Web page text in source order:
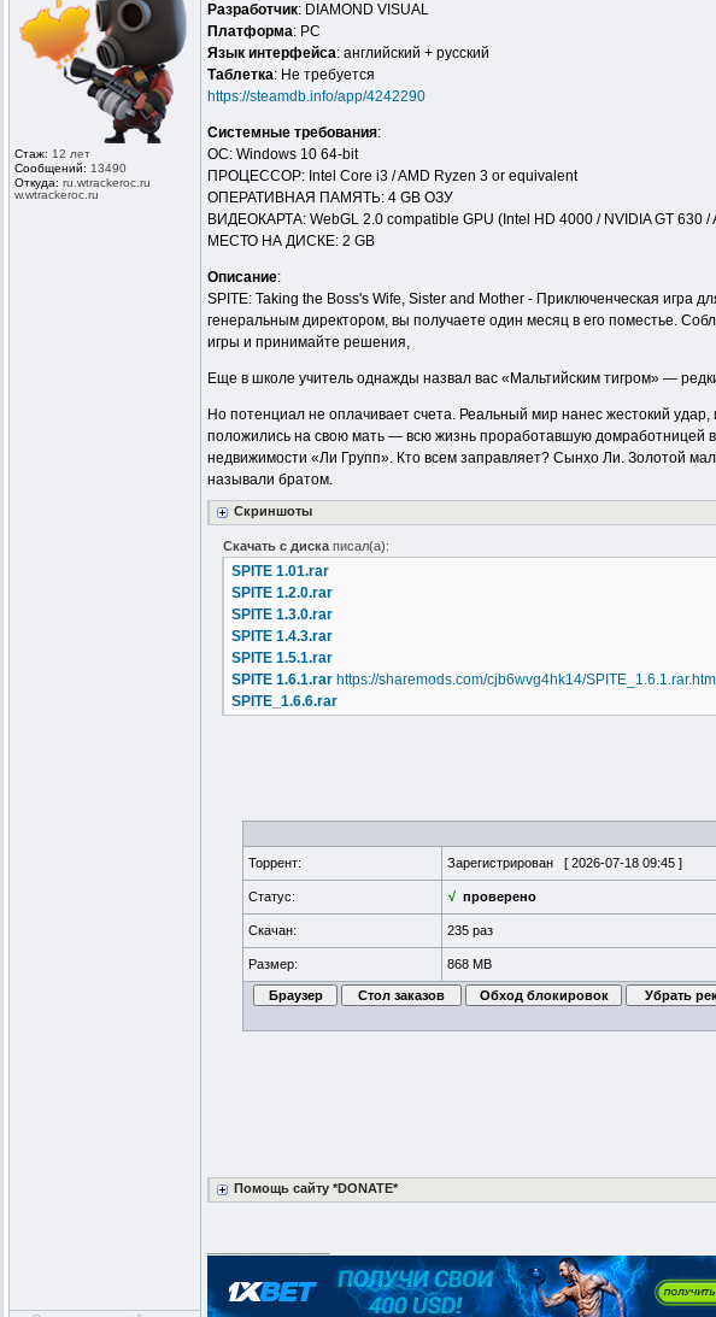
Стаж: 12 лет
Сообщений: 13490
Откуда: ru.wtrackeroc.ru
w.wtrackeroc .ru
Разработчик: DIAMOND VISUAL
Платформа: PC
Язык интерфейса: английский + русский
Таблeтка: Не требуется
https://steamdb.info/app/4242290
Системные требования:
ОС: Windows 10 64-bit
ПРОЦЕССОР: Intel Core i3 / AMD Ryzen 3 or equivalent
ОПЕРАТИВНАЯ ПАМЯТЬ: 4 GB ОЗУ
ВИДЕОКАРТА: WebGL 2.0 compatible GPU (Intel HD 4000 / NVIDIA GT 630 /
МЕСТО НА ДИСКЕ: 2 GB
Описание:
SPITE: Taking the Boss's Wife, Sister and Mother - Приключенческая игра
генеральным директором, вы получаете один месяц в его поместье.
игры и принимайте решения,
Еще в школе учитель однажды назвал вас «Мальтийским тигром» —
Но потенциал не оплачивает счета. Реальный мир нанес жестокий
положились на свою мать — всю жизнь проработавшую домработницей
недвижимости «Ли Групп». Кто всем заправляет? Сынхо Ли. Золотой
называли братом.
Скриншоты
Скачать с дискаписал(а):
SPITE 1.01.rar
SPITE 1.2.0.rar
SPITE 1.3.0.rar
SPITE 1.4.3.rar
SPITE 1.5.1.rar
SPITE 1.6.1.rar https://sharemods.com/cjb6wvg4hk14/SPITE_1.6.1.rar.html
SPITE_1.6.6.rar
Торрент:
Зарегистрирован [ 2026-07-18 09:45 ]
Статус: √ проверено
Скачан: 235 раз
Размер: 868 MB
Помощь сайту *DONATE*